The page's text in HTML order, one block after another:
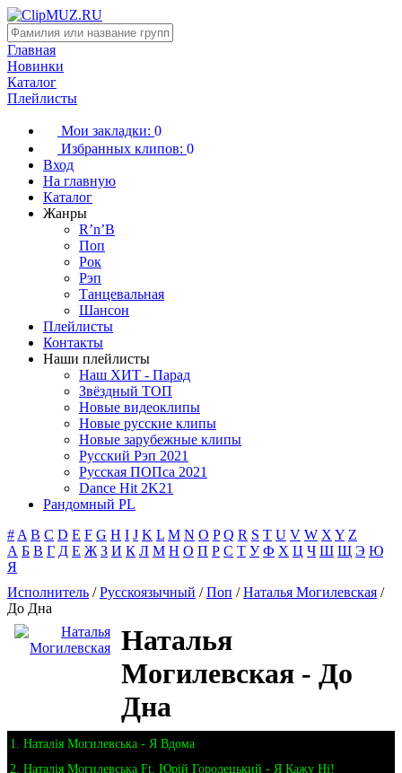
Главная
Новинки
Каталог
Плейлисты
Мои закладки: 0
Избранных клипов: 0
Вход
На главную
Каталог
Жанры
R’n’B
Поп
Рок
Рэп
Танцевальная
Шансон
Плейлисты
Контакты
Наши плейлисты
Наш ХИТ - Парад
Звёздный ТОП
Новые видеоклипы
Новые русские клипы
Новые зарубежные клипы
Русский Рэп 2021
Русская ПОПса 2021
Dance Hit 2K21
Рандомный PL
# A B C D E F G H I J K L M N O P Q R S T U V W X Y Z
А Б В Г Д Е Ж З И К Л М Н О П Р С Т У Ф Х Ц Ч Ш Щ Э Ю
Я
Исполнитель /Русскоязычный /Поп /Наталья Могилевская /
До Дна
Наталья
Могилевская - До
Дна
1. Наталія Могилевська - Я Вдома
2. Наталія Могилевська Ft. Юрій Городецький - Я Кажу Ні!